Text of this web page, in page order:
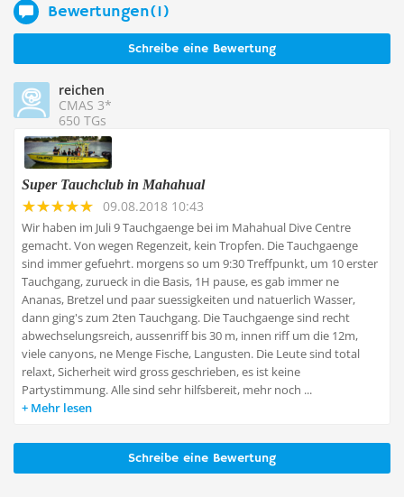
Bewertungen(1)
Schreibe eine Bewertung
reichen
CMAS 3*
650 TGs
Super Tauchclub in Mahahual
09.08.2018 10:43
Wir haben im Juli 9 Tauchgaenge bei im Mahahual Dive Centre
gemacht. Von wegen Regenzeit, kein Tropfen. Die Tauchgaenge
sind immer gefuehrt. morgens so um 9:30 Treffpunkt, um 10 erster
Tauchgang, zurueck in die Basis, 1H pause, es gab immer ne
Ananas, Bretzel und paar suessigkeiten und natuerlich Wasser,
dann ging's zum 2ten Tauchgang. Die Tauchgaenge sind recht
abwechselungsreich, aussenriff bis 30 m, innen riff um die 12m,
viele canyons, ne Menge Fische, Langusten. Die Leute sind total
relaxt, Sicherheit wird gross geschrieben, es ist keine
Partystimmung. Alle sind sehr hilfsbereit, mehr noch ...
Mehr lesen
Schreibe eine Bewertung